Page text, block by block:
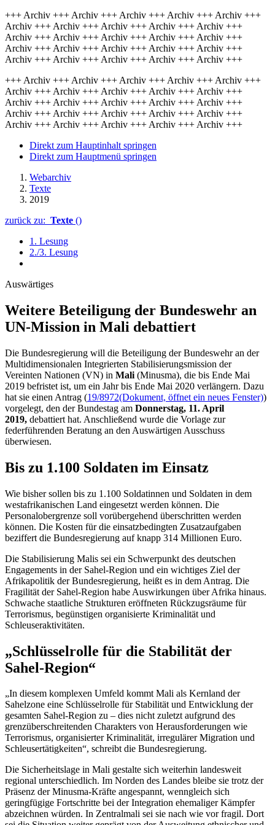
+++ Archiv +++ Archiv +++ Archiv +++ Archiv +++ Archiv +++
Archiv +++ Archiv +++ Archiv +++ Archiv +++ Archiv +++
Archiv +++ Archiv +++ Archiv +++ Archiv +++ Archiv +++
Archiv +++ Archiv +++ Archiv +++ Archiv +++ Archiv +++
Archiv +++ Archiv +++ Archiv +++ Archiv +++ Archiv +++
+++ Archiv +++ Archiv +++ Archiv +++ Archiv +++ Archiv +++
Archiv +++ Archiv +++ Archiv +++ Archiv +++ Archiv +++
Archiv +++ Archiv +++ Archiv +++ Archiv +++ Archiv +++
Archiv +++ Archiv +++ Archiv +++ Archiv +++ Archiv +++
Archiv +++ Archiv +++ Archiv +++ Archiv +++ Archiv +++
Direkt zum Hauptinhalt springen
Direkt zum Hauptmenü springen
Webarchiv
Texte
2019
zurück zu: Texte ()
1. Lesung
2./3. Lesung
Auswärtiges
Weitere Be­teiligung der Bundes­wehr an
UN-Mission in Mali debattiert
Die Bundesregierung will die Beteiligung der Bundeswehr an der
Multidimensionalen Integrierten Stabilisierungsmission der
Vereinten Nationen (VN) in Mali (Minusma), die bis Ende Mai
2019 befristet ist, um ein Jahr bis Ende Mai 2020 verlängern. Dazu
hat sie einen Antrag (19/8972(Dokument, öffnet ein neues Fenster))
vorgelegt, den der Bundestag am Donnerstag, 11. April
2019, debattiert hat. Anschließend wurde die Vorlage zur
federführenden Beratung an den Auswärtigen Ausschuss
überwiesen.
Bis zu 1.100 Soldaten im Einsatz
Wie bisher sollen bis zu 1.100 Soldatinnen und Soldaten in dem
westafrikanischen Land eingesetzt werden können. Die
Personalobergrenze soll vorübergehend überschritten werden
können. Die Kosten für die einsatzbedingten Zusatzaufgaben
beziffert die Bundesregierung auf knapp 314 Millionen Euro.
Die Stabilisierung Malis sei ein Schwerpunkt des deutschen
Engagements in der Sahel-Region und ein wichtiges Ziel der
Afrikapolitik der Bundesregierung, heißt es in dem Antrag. Die
Fragilität der Sahel-Region habe Auswirkungen über Afrika hinaus.
Schwache staatliche Strukturen eröffneten Rückzugsräume für
Terrorismus, begünstigen organisierte Kriminalität und
Schleuseraktivitäten.
„Schlüsselrolle für die Stabilität der
Sahel-Region“
„In diesem komplexen Umfeld kommt Mali als Kernland der
Sahelzone eine Schlüsselrolle für Stabilität und Entwicklung der
gesamten Sahel-Region zu – dies nicht zuletzt aufgrund des
grenzüberschreitenden Charakters von Herausforderungen wie
Terrorismus, organisierter Kriminalität, irregulärer Migration und
Schleusertätigkeiten“, schreibt die Bundesregierung.
Die Sicherheitslage in Mali gestalte sich weiterhin landesweit
regional unterschiedlich. Im Norden des Landes bleibe sie trotz der
Präsenz der Minusma-Kräfte angespannt, wenngleich sich
geringfügige Fortschritte bei der Integration ehemaliger Kämpfer
abzeichnen würden. In Zentralmali sei sie nach wie vor fragil. Dort